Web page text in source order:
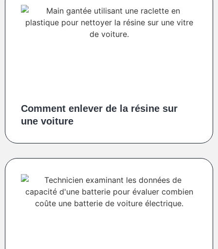
Comment enlever de la résine sur
une voiture